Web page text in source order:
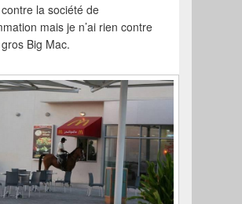
la société de
mais je n’ai rien contre
Big Mac.